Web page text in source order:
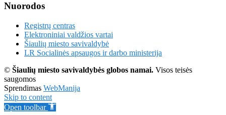
Nuorodos
Registrų centras
Elektroniniai valdžios vartai
Šiaulių miesto savivaldybė
LR Socialinės apsaugos ir darbo ministerija
© Šiaulių miesto savivaldybės globos namai. Visos teisės
saugomos
Sprendimas WebManija
Skip to content
Open toolbar